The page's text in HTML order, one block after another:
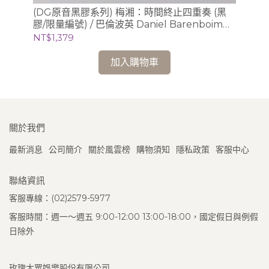
(DG原音黑膠系列) 梅湘：時間終止四重奏 (黑
膠/限量編號) / 巴倫波英 Daniel Barenboim
(鋼琴)
NT$1,379
加入購物車
關於我們
最新消息 公司簡介 關於風雲榜 購物須知 隱私政策 客服中心
聯絡資訊
客服專線：(02)2579-5977
客服時間：週一～週五 9:00-12:00 13:00-18:00，國定假日與例假
日除外